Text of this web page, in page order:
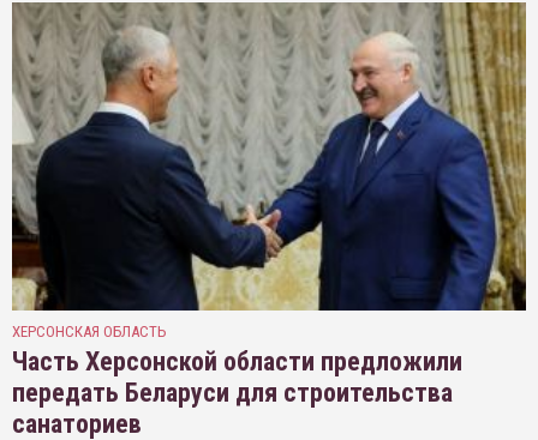
ХЕРСОНСКАЯ ОБЛАСТЬ
Часть Херсонской области предложили
передать Беларуси для строительства
санаториев